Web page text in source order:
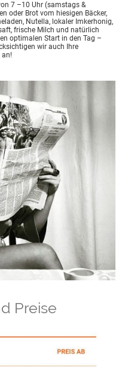
7 –10 Uhr (samstags &
oder Brot vom hiesigen Bäcker,
Nutella, lokaler Imkerhonig,
frische Milch und natürlich
optimalen Start in den Tag –
wir auch Ihre
an!
Preise